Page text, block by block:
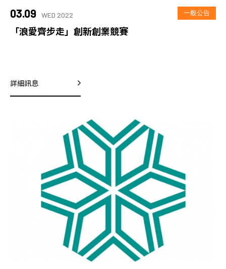
03.09 WED 2022 一般公告
「浪愛齊步走」創新創業競賽
詳細訊息